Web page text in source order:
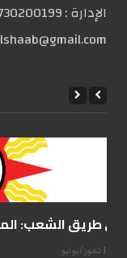
الإدارة :
على طريق الشعب:
14 تموز/يوليو